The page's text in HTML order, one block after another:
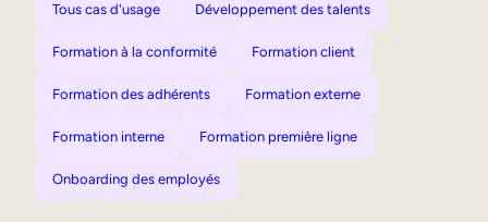
Tous cas d'usage Développement des talents
Formation à la conformité Formation client
Formation des adhérents Formation externe
Formation interne Formation première ligne
Onboarding des employés